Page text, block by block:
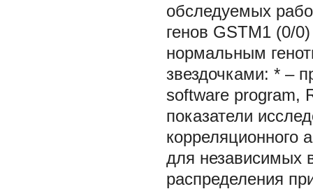
обследуемых
генов GSTM1 (0/
нормальным
звездочками: * –
software program,
показатели
корреляционного
для независимых
распределения